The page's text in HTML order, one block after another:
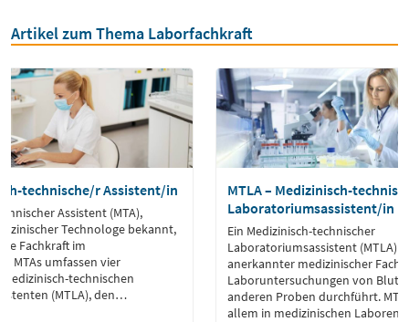
Artikel zum Thema Laborfachkraft
technische/r Assistent/in
Assistent (MTA),
Technologe bekannt,
Fachkraft im
MTAs umfassen vier
technischen
(MTLA), den
MTLA – Medizinisch-
Laboratoriumsassistent/in
Ein Medizinisch-technischer
Laboratoriumsassistent (MTLA)
anerkannter medizinischer
Laboruntersuchungen von Blut,
anderen Proben durchführt.
allem in medizinischen Laboren,